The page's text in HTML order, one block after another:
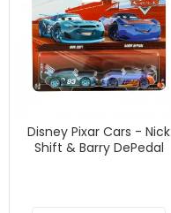
Disney Pixar Cars - Nick
Shift & Barry DePedal